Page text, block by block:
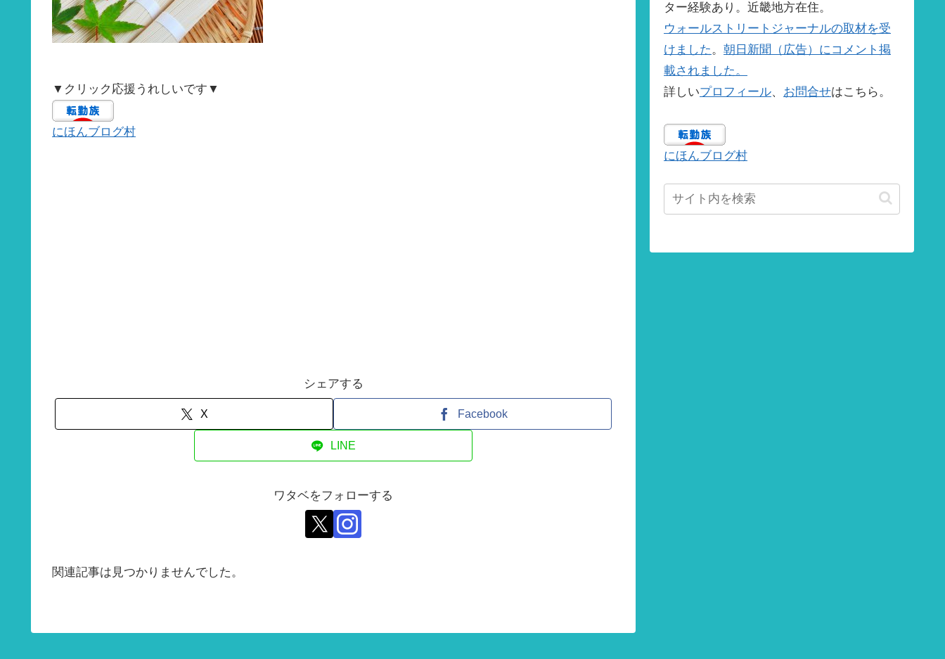
▼クリック応援うれしいです▼
にほんブログ村
シェアする
X Facebook
LINE
ワタベをフォローする
関連記事は見つかりませんでした。
ター経験あり。近畿地方在住。
ウォールストリートジャーナルの取材を受
けました。 朝日新聞（広告）にコメント掲
載されました。
詳しいプロフィール、 お問合せはこちら。
にほんブログ村